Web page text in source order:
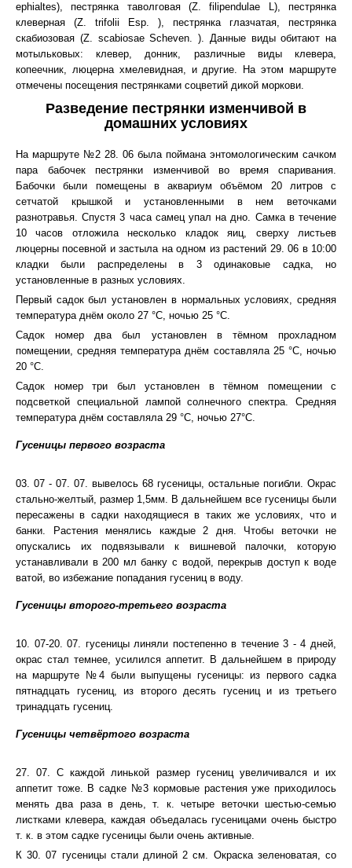
ephialtes), пестрянка таволговая (Z. filipendulae L), пестрянка
клеверная (Z. trifolii Esp. ), пестрянка глазчатая, пестрянка
скабиозовая (Z. scabiosae Scheven. ). Данные виды обитают на
мотыльковых: клевер, донник, различные виды клевера,
копеечник, люцерна хмелевидная, и другие. На этом маршруте
отмечены посещения пестрянками соцветий дикой моркови.
Разведение пестрянки изменчивой в
домашних условиях
На маршруте №2 28. 06 была поймана энтомологическим сачком
пара бабочек пестрянки изменчивой во время спаривания.
Бабочки были помещены в аквариум объёмом 20 литров с
сетчатой крышкой и установленными в нем веточками
разнотравья. Спустя 3 часа самец упал на дно. Самка в течение
10 часов отложила несколько кладок яиц, сверху листьев
люцерны посевной и застыла на одном из растений 29. 06 в 10:00
кладки были распределены в 3 одинаковые садка, но
установленные в разных условиях.
Первый садок был установлен в нормальных условиях, средняя
температура днём около 27 °С, ночью 25 °С.
Садок номер два был установлен в тёмном прохладном
помещении, средняя температура днём составляла 25 °С, ночью
20 °С.
Садок номер три был установлен в тёмном помещении с
подсветкой специальной лампой солнечного спектра. Средняя
температура днём составляла 29 °С, ночью 27°С.
Гусеницы первого возраста
03. 07 - 07. 07. вывелось 68 гусеницы, остальные погибли. Окрас
стально-желтый, размер 1,5мм. В дальнейшем все гусеницы были
пересажены в садки находящиеся в таких же условиях, что и
банки. Растения менялись каждые 2 дня. Чтобы веточки не
опускались их подвязывали к вишневой палочки, которую
устанавливали в 200 мл банку с водой, перекрыв доступ к воде
ватой, во избежание попадания гусениц в воду.
Гусеницы второго-третьего возраста
10. 07-20. 07. гусеницы линяли постепенно в течение 3 - 4 дней,
окрас стал темнее, усилился аппетит. В дальнейшем в природу
на маршруте №4 были выпущены гусеницы: из первого садка
пятнадцать гусениц, из второго десять гусениц и из третьего
тринадцать гусениц.
Гусеницы четвёртого возраста
27. 07. С каждой линькой размер гусениц увеличивался и их
аппетит тоже. В садке №3 кормовые растения уже приходилось
менять два раза в день, т. к. четыре веточки шестью-семью
листками клевера, каждая объедалась гусеницами очень быстро
т. к. в этом садке гусеницы были очень активные.
К 30. 07 гусеницы стали длиной 2 см. Окраска зеленоватая, со